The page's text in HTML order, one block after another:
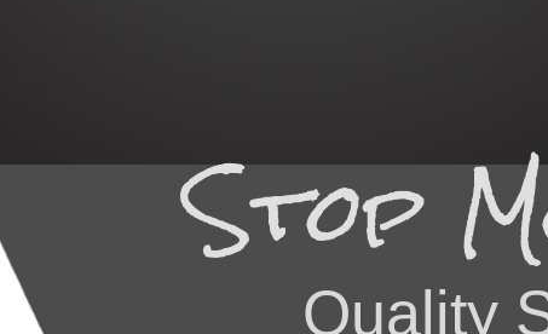
Stop
Quality